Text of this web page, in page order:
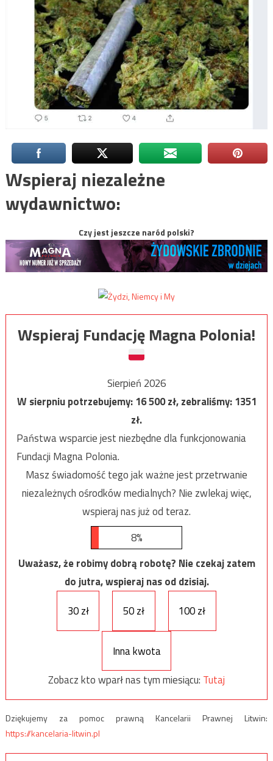
Wspieraj niezależne
wydawnictwo:
Czy jest jeszcze naród polski?
Wspieraj Fundację Magna Polonia!
Sierpień 2026
W sierpniu potrzebujemy:16 500zł, zebraliśmy:1351
zł.
Państwa wsparcie jest niezbędne dla funkcjonowania
Fundacji Magna Polonia.
Masz świadomość tego jak ważne jest przetrwanie
niezależnych ośrodków medialnych? Nie zwlekaj więc,
wspieraj nas już od teraz.
8%
Uważasz, że robimy dobrą robotę? Nie czekaj zatem
do jutra, wspieraj nas od dzisiaj.
30 zł
50 zł 100 zł
Inna kwota
Zobacz kto wparł nas tym miesiącu: Tutaj
Dziękujemy za pomoc prawną Kancelarii Prawnej Litwin:
https://kancelaria-litwin.pl